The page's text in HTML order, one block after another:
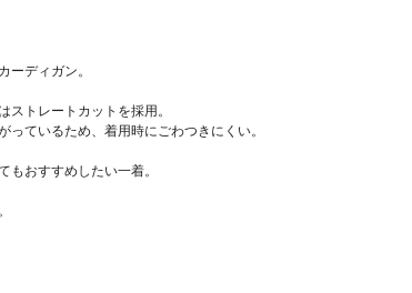
ーディガン。
ストレートカットを採用。
っているため、着用時にごわつきにくい。
もおすすめしたい一着。
。